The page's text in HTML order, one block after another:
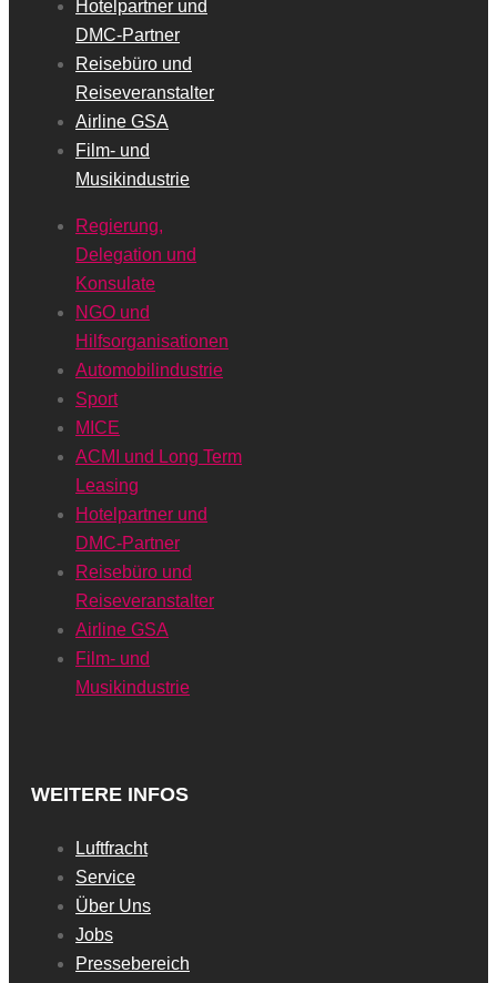
Hotelpartner und
DMC-Partner
Reisebüro und
Reiseveranstalter
Airline GSA
Film- und
Musikindustrie
Regierung,
Delegation und
Konsulate
NGO und
Hilfsorganisationen
Automobilindustrie
Sport
MICE
ACMI und Long Term
Leasing
Hotelpartner und
DMC-Partner
Reisebüro und
Reiseveranstalter
Airline GSA
Film- und
Musikindustrie
WEITERE INFOS
Luftfracht
Service
Über Uns
Jobs
Pressebereich